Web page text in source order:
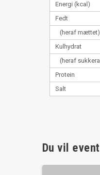
Energi (kcal)
Fedt
(heraf mættet)
Kulhydrat
(heraf
Protein
Salt
Du vil